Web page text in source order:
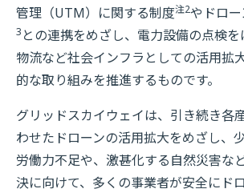
管理（UTM）に関する制度注2やドロ
3 との連携をめざし、電力設備の点検
物流など社会インフラとしての活用拡
的な取り組みを推進するものです。
グリッドスカイウェイは、引き続き各
わせたドローンの活用拡大をめざし、
労働力不足や、激甚化する自然災害な
決に向けて、多くの事業者が安全にド